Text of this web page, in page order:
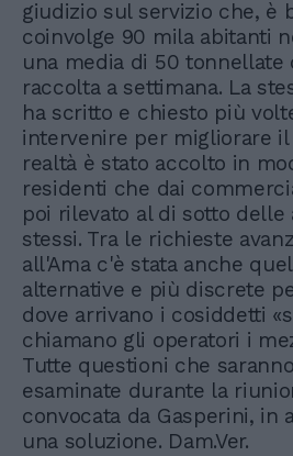
giudizio sul servizio che, è
coinvolge 90 mila abitanti
una media di 50 tonnellate
raccolta a settimana. La
ha scritto e chiesto più
intervenire per migliorare
realtà è stato accolto in
residenti che dai
poi rilevato al di sotto delle
stessi. Tra le richieste
all'Ama c'è stata anche
alternative e più discrete
dove arrivano i cosiddetti
chiamano gli operatori i
Tutte questioni che
esaminate durante la
convocata da Gasperini, in
una soluzione. Dam.Ver.